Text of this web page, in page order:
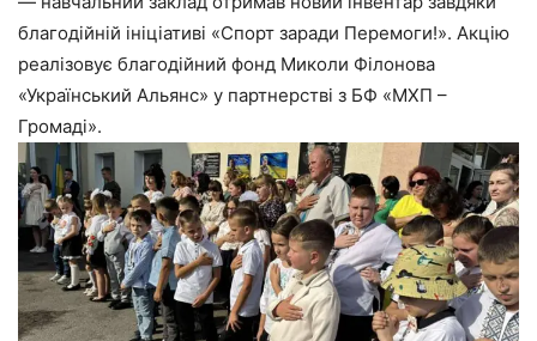
благодійній ініціативі «Спорт заради Перемоги!». Акцію
реалізовує благодійний фонд Миколи Філонова
«Український Альянс» у партнерстві з БФ «МХП –
Громаді».